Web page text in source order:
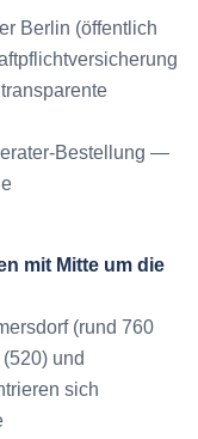
Berlin (öffentlich
Bestellung —
mit Mitte um die
(rund 760
und
sich